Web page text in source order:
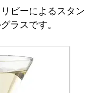
ビーによるスタン
ラスです。